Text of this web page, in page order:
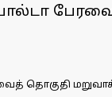
தொகுதி